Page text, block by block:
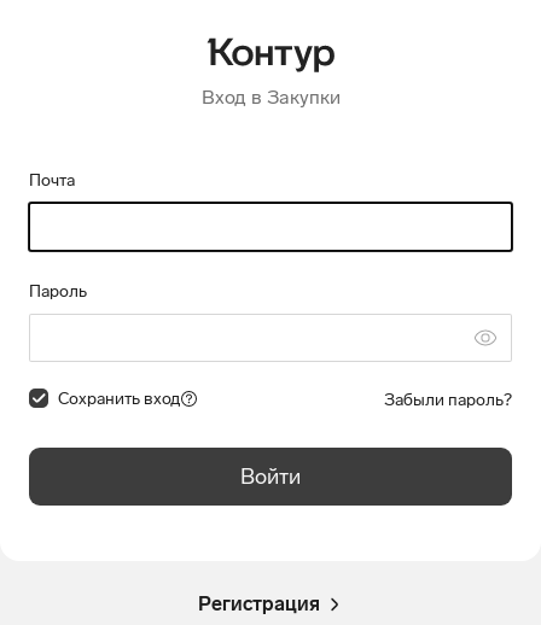
Вход в Закупки
Почта
Пароль
Сохранить вход Забыли пароль?
Войти
Регистрация